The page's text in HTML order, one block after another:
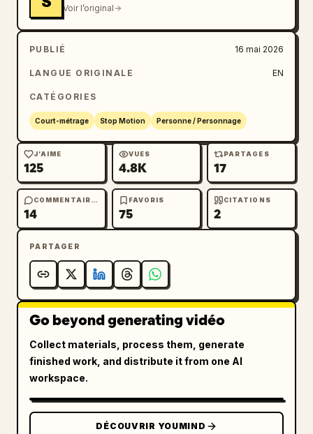
Voir l’original
PUBLIÉ 16 mai 2026
LANGUE ORIGINALE EN
CATÉGORIES
Court-métrage Stop Motion Personne / Personnage
J’AIME
125
VUES
4.8K
PARTAGES
17
COMMENTAIRES
14
FAVORIS
75
CITATIONS
2
PARTAGER
Go beyond generating vidéo
Collect materials, process them, generate
finished work, and distribute it from one AI
workspace.
DÉCOUVRIR YOUMIND